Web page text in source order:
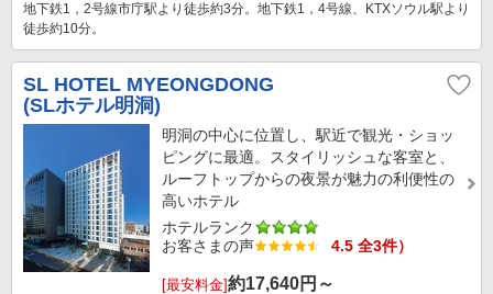
地下鉄1，2号線市庁駅より徒歩約3分。地下鉄1，4号線、KTXソウル駅より
徒歩約10分。
SL HOTEL MYEONGDONG
(SLホテル明洞)
明洞の中心に位置し、駅近で観光・ショッ
ピングに最適。スタイリッシュな客室と、
ルーフトップからの夜景が魅力の利便性の
高いホテル
ホテルランク
お客さまの声
4.5 全3件）
[最安料金]約17,640円～